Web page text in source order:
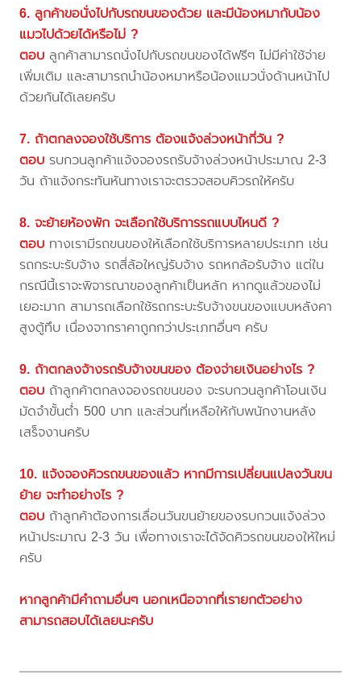
6. ลูกค้าขอนั่งไปกับรถขนของด้วย และมีน้องหมากับน้อง
แมวไปด้วยได้หรือไม่ ?
ตอบ ลูกค้าสามารถนั่งไปกับรถขนของได้ฟรีๆ ไม่มีค่าใช้จ่าย
เพิ่มเติม และสามารถนำน้องหมาหรือน้องแมวนั่งด้านหน้าไป
ด้วยกันได้เลยครับ
7. ถ้าตกลงจองใช้บริการ ต้องแจ้งล่วงหน้ากี่วัน ?
ตอบ รบกวนลูกค้าแจ้งจองรถรับจ้างล่วงหน้าประมาณ 2-3
วัน ถ้าแจ้งกระทันหันทางเราจะตรวจสอบคิวรถให้ครับ
8. จะย้ายห้องพัก จะเลือกใช้บริการรถแบบไหนดี ?
ตอบ ทางเรามีรถขนของให้เลือกใช้บริการหลายประเภท เช่น
รถกระบะรับจ้าง รถสี่ล้อใหญ่รับจ้าง รถหกล้อรับจ้าง แต่ใน
กรณีนี้เราจะพิจารณาของลูกค้าเป็นหลัก หากดูแล้วของไม่
เยอะมาก สามารถเลือกใช้รถกระบะรับจ้างขนของแบบหลังคา
สูงตู้ทึบ เนื่องจากราคาถูกกว่าประเภทอื่นๆ ครับ
9. ถ้าตกลงจ้างรถรับจ้างขนของ ต้องจ่ายเงินอย่างไร ?
ตอบ ถ้าลูกค้าตกลงจองรถขนของ จะรบกวนลูกค้าโอนเงิน
มัดจำขั้นต่ำ 500 บาท และส่วนที่เหลือให้กับพนักงานหลัง
เสร็จงานครับ
10. แจ้งจองคิวรถขนของแล้ว หากมีการเปลี่ยนแปลงวันขน
ย้าย จะทำอย่างไร ?
ตอบ ถ้าลูกค้าต้องการเลื่อนวันขนย้ายของรบกวนแจ้งล่วง
หน้าประมาณ 2-3 วัน เพื่อทางเราจะได้จัดคิวรถขนของให้ใหม่
ครับ
หากลูกค้ามีคำถามอื่นๆ นอกเหนือจากที่เรายกตัวอย่าง
สามารถสอบได้เลยนะครับ